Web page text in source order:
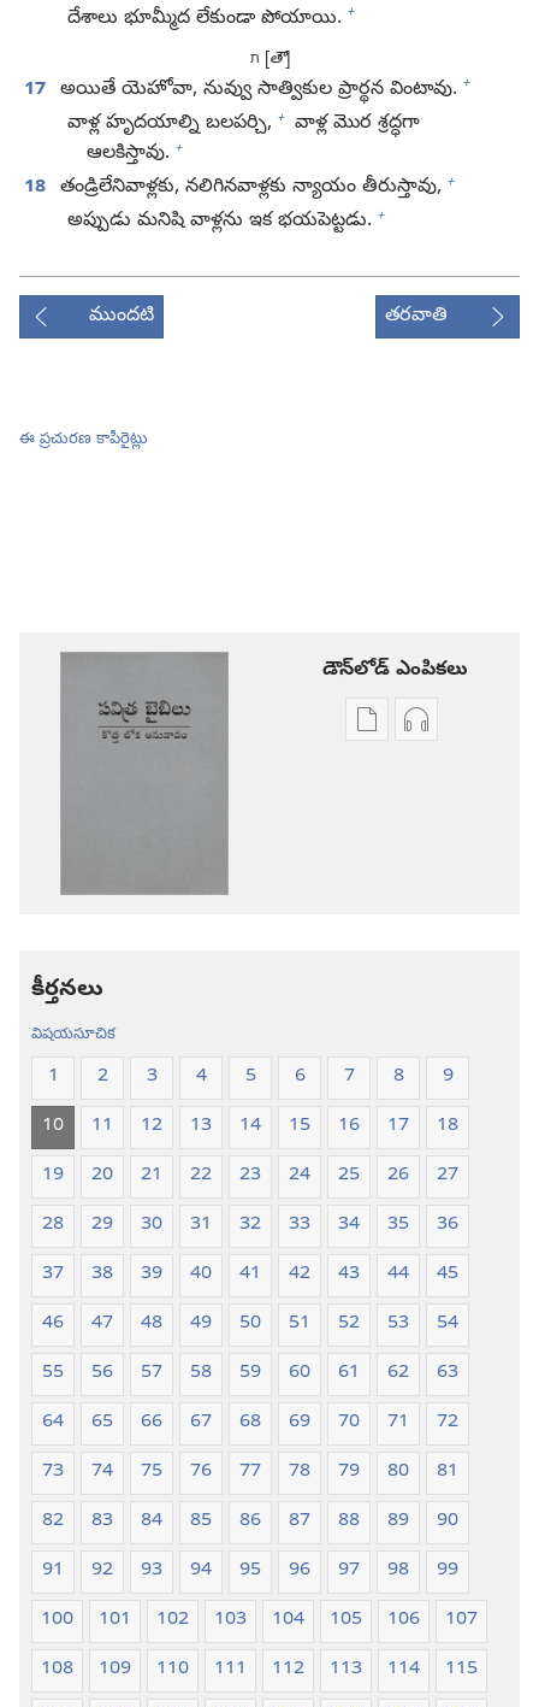
దేశాలు భూమ్మీద లేకుండా పోయాయి. +
ת [తౌ]
17 అయితే యెహోవా, నువ్వు సాత్వికుల ప్రార్థన వింటావు. +
వాళ్ల హృదయాల్ని బలపర్చి, + వాళ్ల మొర శ్రద్ధగా
ఆలకిస్తావు. +
18 తండ్రిలేనివాళ్లకు, నలిగినవాళ్లకు న్యాయం తీరుస్తావు, +
అప్పుడు మనిషి వాళ్లను ఇక భయపెట్టడు. +
ముందటి తరవాతి
ఈ ప్రచురణ కాపీరైట్లు
డౌన్‌లోడ్‌ ఎంపికలు
ప్రచురణలఆడియో
కీర్తనలు
విషయసూచిక
1 2 3 4 5 6 7 8
9
10
11 12 13 14 15 16 17
18
19
20 21 22 23 24 25 26
27
28
29 30 31 32 33 34 35
36
37
38 39 40 41 42 43 44
45
46
47 48 49 50 51 52 53
54
55
56 57 58 59 60 61 62
63
64
65 66 67 68 69 70 71
72
73
74 75 76 77 78 79 80
81
82
83 84 85 86 87 88 89
90
91
92 93 94 95 96 97 98
99
100
101 102 103 104 105 106
107
108
109 110 111 112 113 114
115